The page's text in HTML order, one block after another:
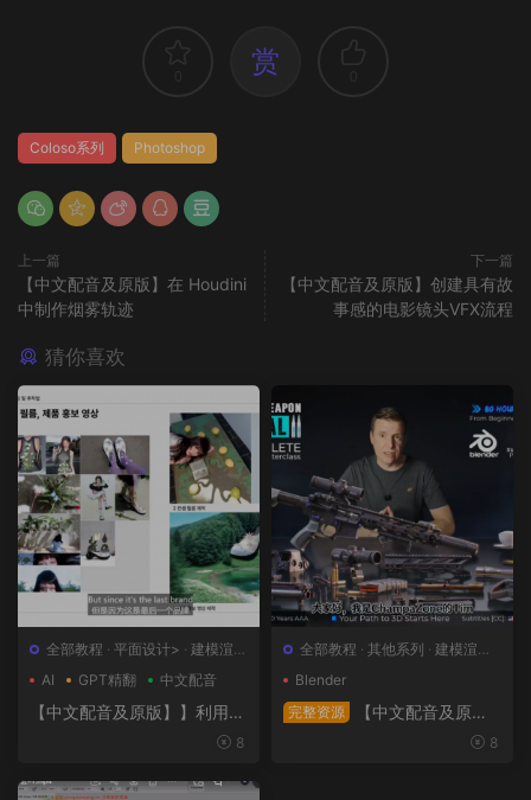
赏
Coloso系列 Photoshop
上一篇
【中文配音及原版】在 Houdini
中制作烟雾轨迹
下一篇
【中文配音及原版】创建具有故
事感的电影镜头VFX流程
猜你喜欢
全部教程 · 平面设计> · 建模渲染
日韩系列
AI GPT精翻 中文配音
【中文配音及原版】】利用人
工智能和3D技术的混合BX流8
全部教程 · 其他系列 · 建模渲染>
Blender
完整资源
【中文配音及原
版】终极武器大师班2｜AR-18